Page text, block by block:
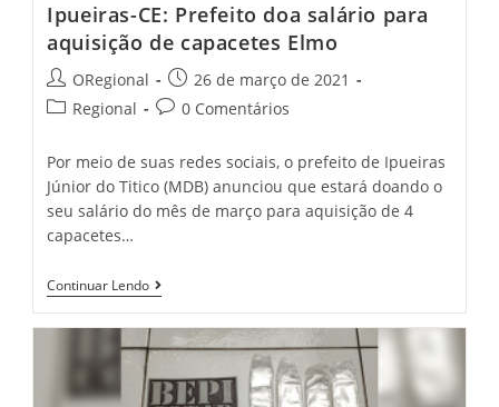
Ipueiras-CE: Prefeito doa salário para
aquisição de capacetes Elmo
Post
author:
ORegional
Post
published:
26 de março de 2021
PostRegional
Post0 Comentários
Por meio de suas redes sociais, o prefeito de Ipueiras
Júnior do Titico (MDB) anunciou que estará doando o
seu salário do mês de março para aquisição de 4
capacetes…
Continuar LendoIpueiras-
CE:
Doa
Salário
Para
Aquisição